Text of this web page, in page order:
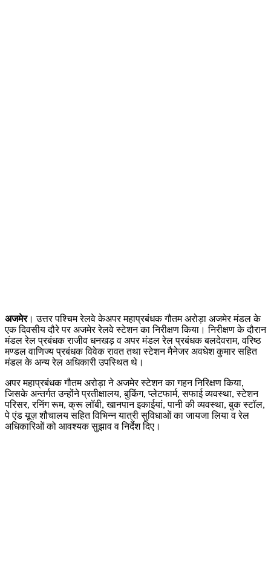
अजमेर। उत्तर पश्चिम रेलवे केअपर महाप्रबंधक गौतम अरोड़ा अजमेर मंडल के
एक दिवसीय दौरे पर अजमेर रेलवे स्टेशन का निरीक्षण किया। निरीक्षण के दौरान
मंडल रेल प्रबंधक राजीव धनखड़ व अपर मंडल रेल प्रबंधक बलदेवराम, वरिष्ठ
मण्डल वाणिज्य प्रबंधक विवेक रावत तथा स्टेशन मैनेजर अवधेश कुमार सहित
मंडल के अन्य रेल अधिकारी उपस्थित थे।
अपर महाप्रबंधक गौतम अरोड़ा ने अजमेर स्टेशन का गहन निरिक्षण किया,
जिसके अन्तर्गत उन्होंने प्रतीक्षालय, बुकिंग, प्लेटफार्म, सफाई व्यवस्था, स्टेशन
परिसर, रनिंग रूम, क्रू लॉबी, खानपान इकाईयां, पानी की व्यवस्था, बुक स्टॉल,
पे एंड यूज़ शौचालय सहित विभिन्न यात्री सुविधाओं का जायजा लिया व रेल
अधिकारिओं को आवश्यक सुझाव व निर्देश दिए।